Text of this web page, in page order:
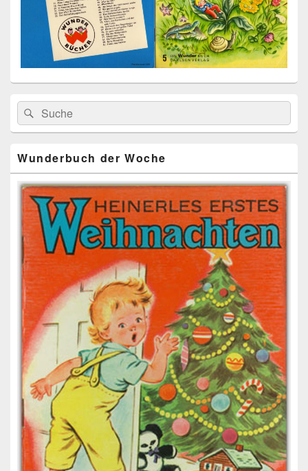
Primärer
Seitenleisten
Widget-
Bereich
Search
for:
Suche
Wunderbuch der Woche